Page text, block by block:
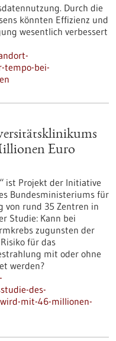
Durch die
könnten Effizienz und
wesentlich verbessert
tempo-bei-
Euro
ist Projekt der Initiative
Bundesministeriums für
von rund 35 Zentren in
Studie: Kann bei
zugunsten der
für das
mit oder ohne
werden?
des-
mit-46-millionen-